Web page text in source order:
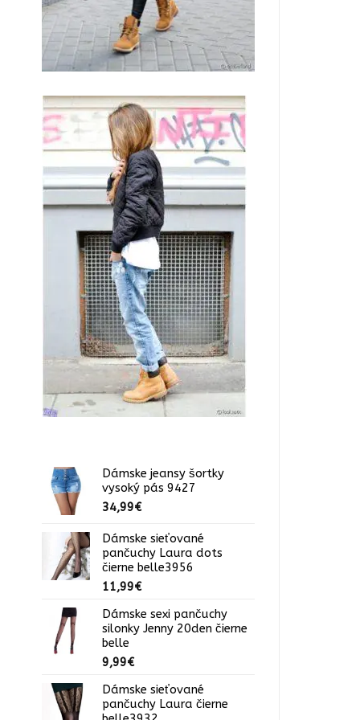
Dámske jeansy šortky
vysoký pás 9427
34,99€
Dámske sieťované
pančuchy Laura dots
čierne belle3956
11,99€
Dámske sexi pančuchy
silonky Jenny 20den čierne
belle
9,99€
Dámske sieťované
pančuchy Laura čierne